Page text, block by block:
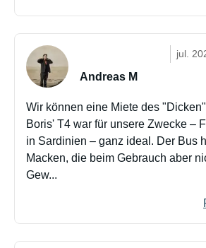
jul.
Andreas M
Wir können eine Miete des
Boris' T4 war für unsere Zwecke –
in Sardinien – ganz ideal. Der Bus
Macken, die beim Gebrauch aber
Gew...